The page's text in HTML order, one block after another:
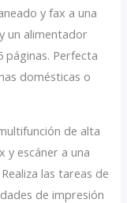
y fax a una
un alimentador
páginas. Perfecta
domésticas o
de alta
y escáner a una
las tareas de
de impresión